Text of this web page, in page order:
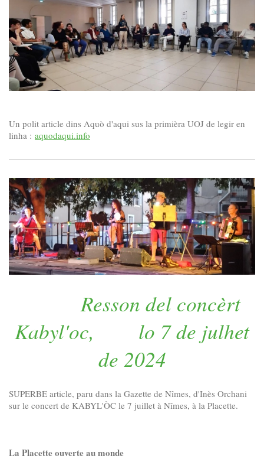
Un polit article dins Aquò d'aqui sus la primièra UOJ de legir en
linha : aquodaqui.info
Resson del concèrt
Kabyl'oc, lo 7 de julhet
de 2024
SUPERBE article, paru dans la Gazette de Nîmes, d'Inès Orchani
sur le concert de KABYL'ÒC le 7 juillet à Nîmes, à la Placette.
La Placette ouverte au monde